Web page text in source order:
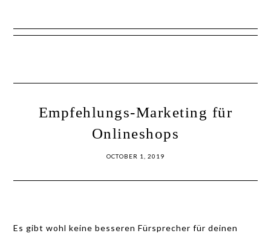
Show
Empfehlungs-Marketing für
Onlineshops
OCTOBER 1, 2019
Es gibt wohl keine besseren Fürsprecher für deinen